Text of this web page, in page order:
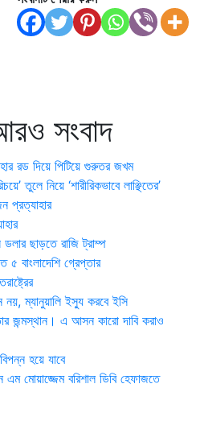
সংবাদ
রড দিয়ে পিটিয়ে গুরুতর জখম
তুলে নিয়ে ‘শারীরিকভাবে লাঞ্ছিতের’
ডলার ছাড়তে রাজি ট্রাম্প
৫ বাংলাদেশি গ্রেপ্তার
নয়, ম্যানুয়ালি ইস্যু করবে ইসি
জন্মস্থান। এ আসন কারো দাবি করাও
হয়ে যাবে
এম মোয়াজ্জেম বরিশাল ডিবি হেফাজতে